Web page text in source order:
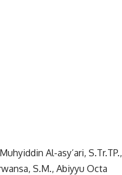
Al-asy’ari, S.Tr.TP.,
S.M., Abiyyu Octa